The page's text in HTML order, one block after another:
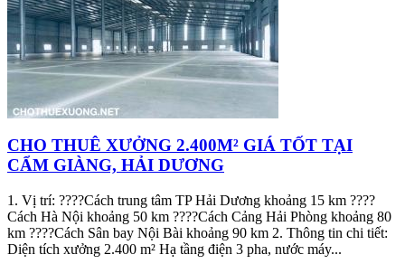
CHO THUÊ XƯỞNG 2.400M² GIÁ TỐT TẠI
CẨM GIÀNG, HẢI DƯƠNG
1. Vị trí: ????️Cách trung tâm TP Hải Dương khoảng 15 km ????️
Cách Hà Nội khoảng 50 km ????️Cách Cảng Hải Phòng khoảng 80
km ????️Cách Sân bay Nội Bài khoảng 90 km 2. Thông tin chi tiết:
Diện tích xưởng 2.400 m² Hạ tầng điện 3 pha, nước máy...